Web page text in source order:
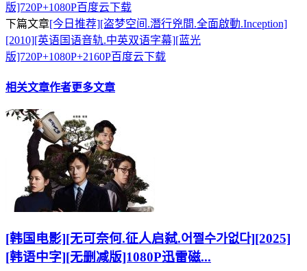
版]720P+1080P百度云下载
下篇文章[今日推荐][盗梦空间.潛行兇間.全面啟動.Inception]
[2010][英语国语音轨.中英双语字幕][蓝光
版]720P+1080P+2160P百度云下载
相关文章作者更多文章
[韩国电影][无可奈何.征人启弑.어쩔수가없다][2025]
[韩语中字][无删减版]1080P迅雷磁...